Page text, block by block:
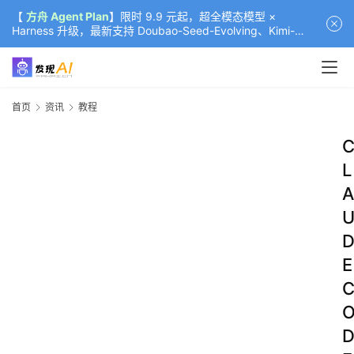
【 方舟 Agent Plan】限时 9.9 元起，超全模态模型 ×
Harness 升级，最新支持 Doubao-Seed-Evolving、Kimi-
K3（部分）、GLM-5.2
首页 资讯 教程
C
L
A
U
D
E
C
D